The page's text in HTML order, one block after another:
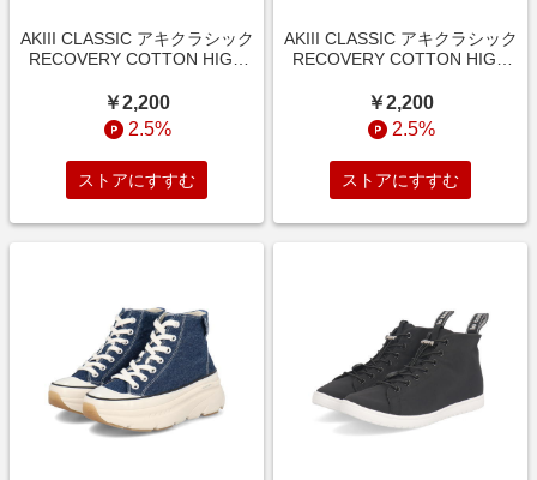
AKIII CLASSIC アキクラシック
RECOVERY COTTON HIGH
リーコットンハイ) AKC-0038
ホワイト ハイ/ミッドカット
￥2,200
2.5%
ストアにすすむ
AKIII CLASSIC アキクラシック
RECOVERY COTTON HIGH
リーコットンハイ) AKC-0038
ブラック ハイ/ミッドカット
￥2,200
2.5%
ストアにすすむ